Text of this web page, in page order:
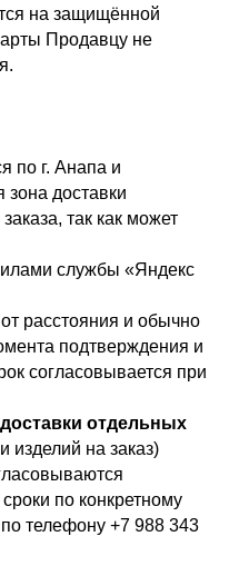
на защищённой
Продавцу не
по г. Анапа и
доставки
так как может
службы «Яндекс
расстояния и обычно
подтверждения и
согласовывается при
отдельных
изделий на заказ)
по конкретному
телефону +7 988 343